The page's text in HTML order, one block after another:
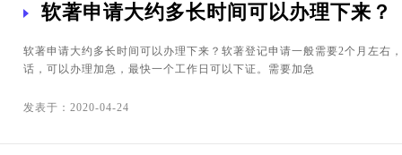
软著申请大约多长时间可以办理下来？
软著申请大约多长时间可以办理下来？软著登记申请一般需要2个月左右
话，可以办理加急，最快一个工作日可以下证。需要加急
发表于：2020-04-24